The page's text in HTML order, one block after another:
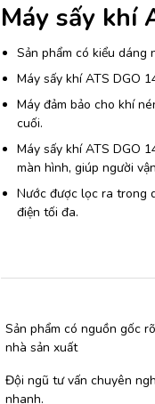
Máy sấy khí
Sản phẩm có kiểu
Máy sấy khí ATS DGO
Máy đảm bảo cho khí
cuối.
Máy sấy khí ATS DGO
màn hình, giúp người
Nước được lọc ra trong
điện tối đa.
Sản phẩm có nguồn gốc
nhà sản xuất
Đội ngũ tư vấn chuyên
nhanh.